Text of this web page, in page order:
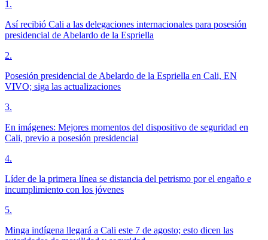
1 .
Así recibió Cali a las delegaciones internacionales para posesión
presidencial de Abelardo de la Espriella
2.
Posesión presidencial de Abelardo de la Espriella en Cali, EN
VIVO; siga las actualizaciones
3.
En imágenes: Mejores momentos del dispositivo de seguridad en
Cali, previo a posesión presidencial
4.
Líder de la primera línea se distancia del petrismo por el engaño e
incumplimiento con los jóvenes
5.
Minga indígena llegará a Cali este 7 de agosto; esto dicen las